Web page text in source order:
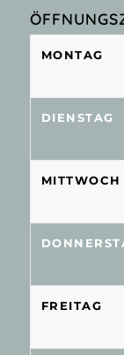
MONTAG
DIENSTAG
MITTWOCH
FREITAG